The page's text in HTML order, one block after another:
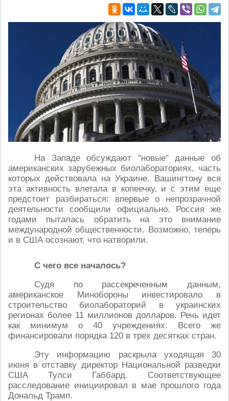
На Западе обсуждают "новые" данные об
американских зарубежных биолабораториях, часть
которых действовала на Украине. Вашингтону вся
эта активность влетала в копеечку, и с этим еще
предстоит разбираться: впервые о непрозрачной
деятельности сообщили официально. Россия же
годами пыталась обратить на это внимание
международной общественности. Возможно, теперь
и в США осознают, что натворили.
С чего все началось?
Судя по рассекреченным данным,
американское Минобороны инвестировало в
строительство биолабораторий в украинских
регионах более 11 миллионов долларов. Речь идет
как минимум о 40 учреждениях. Всего же
финансировали порядка 120 в трех десятках стран.
Эту информацию раскрыла уходящая 30
июня в отставку директор Национальной разведки
США Тулси Габбард. Соответствующее
расследование инициировал в мае прошлого года
Дональд Трамп.